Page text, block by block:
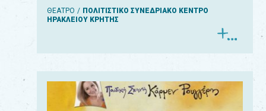
ΘΕΑΤΡΟ
ΠΟΛΙΤΙΣΤΙΚΟ ΣΥΝΕΔΡΙΑΚΟ ΚΕΝΤΡΟ
ΗΡΑΚΛΕΙΟΥ ΚΡΗΤΗΣ